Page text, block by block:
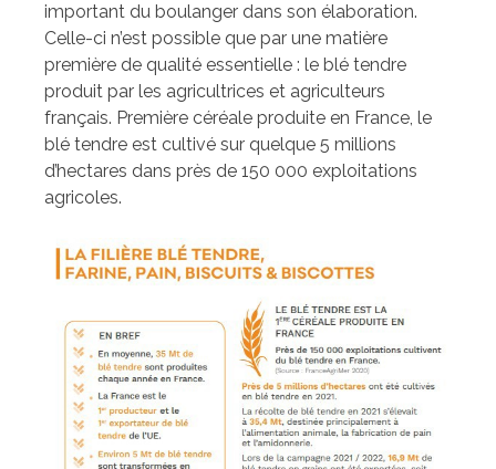
important du boulanger dans son élaboration.
Celle-ci n’est possible que par une matière
première de qualité essentielle : le blé tendre
produit par les agricultrices et agriculteurs
français. Première céréale produite en France, le
blé tendre est cultivé sur quelque 5 millions
d’hectares dans près de 150 000 exploitations
agricoles.